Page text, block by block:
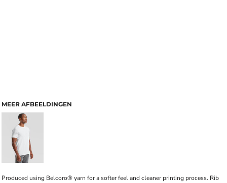
MEER AFBEELDINGEN
Produced using Belcoro® yarn for a softer feel and cleaner printing process. Rib